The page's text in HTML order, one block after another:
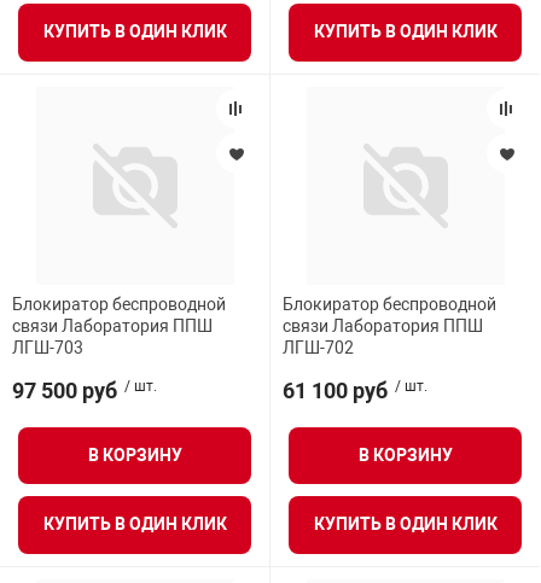
КУПИТЬ В ОДИН КЛИК КУПИТЬ В ОДИН КЛИК
Блокиратор беспроводной
связи Лаборатория ППШ
ЛГШ-703
97 500 руб / шт.
В КОРЗИНУ
КУПИТЬ В ОДИН КЛИК
Блокиратор беспроводной
связи Лаборатория ППШ
ЛГШ-702
61 100 руб / шт.
В КОРЗИНУ
КУПИТЬ В ОДИН КЛИК